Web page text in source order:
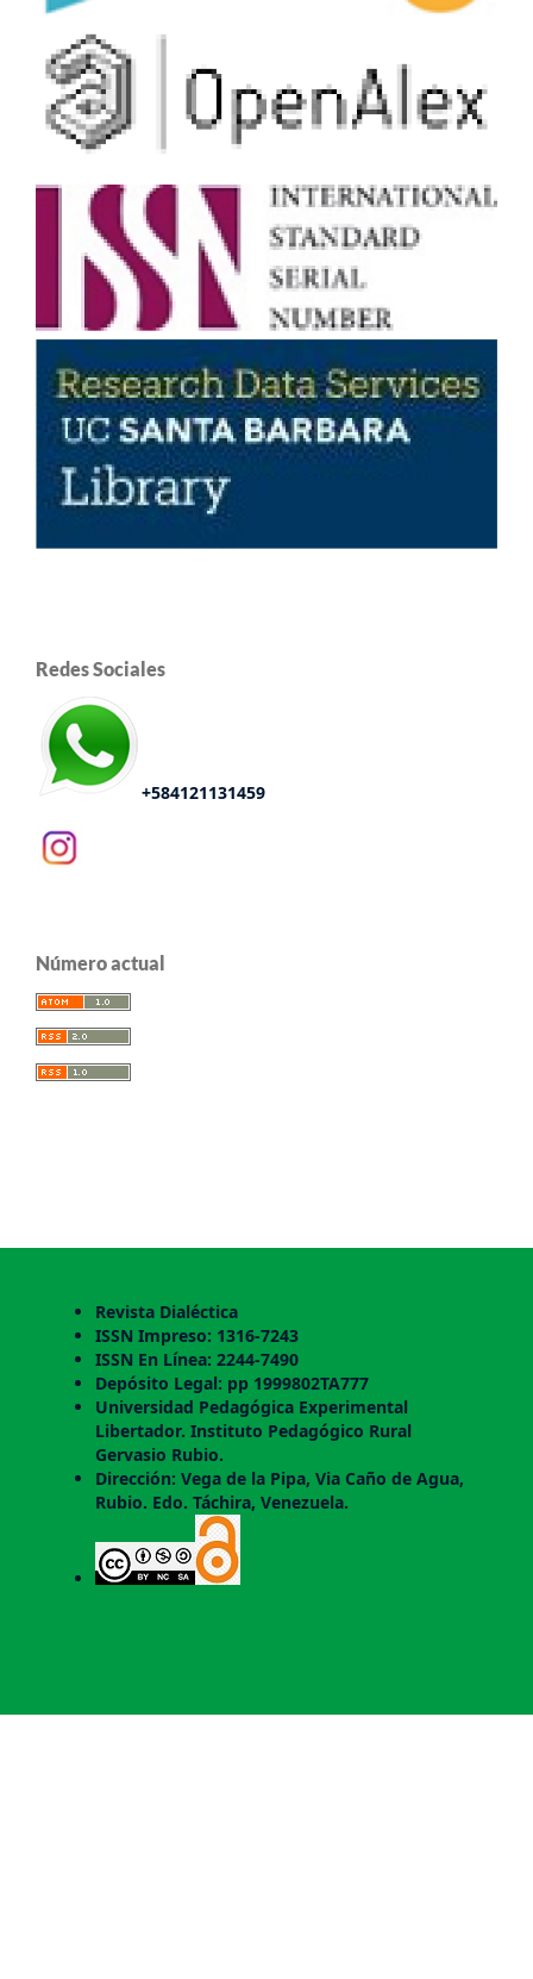
Redes Sociales
+584121131459
Número actual
Revista Dialéctica
ISSN Impreso: 1316-7243
ISSN En Línea: 2244-7490
Depósito Legal: pp 1999802TA777
Universidad Pedagógica Experimental
Libertador. Instituto Pedagógico Rural
Gervasio Rubio.
Dirección: Vega de la Pipa, Via Caño de Agua,
Rubio. Edo. Táchira, Venezuela.